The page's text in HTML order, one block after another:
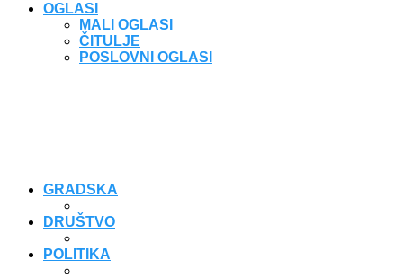
OGLASI
MALI OGLASI
ČITULJE
POSLOVNI OGLASI
GRADSKA
DRUŠTVO
POLITIKA